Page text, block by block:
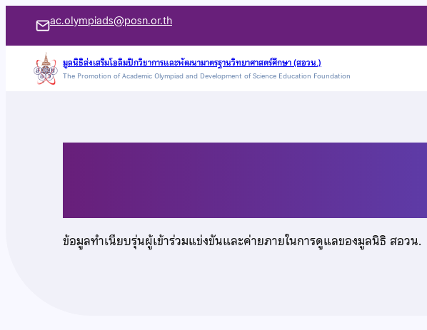
เนื้อหา
ac.olympiads@posn.or.th
มูลนิธิส่งเสริมโอลิมปิกวิชาการและพัฒนามาตรฐานวิทยาศาสตร์ศึกษา (สอวน.)
The Promotion of Academic Olympiad and Development of Science Education Foundation
ข้อมูลทำเนียบรุ่นผู้เข้าร่วมแข่งขันและค่ายภายในการดูแลของมูลนิธิ สอวน.